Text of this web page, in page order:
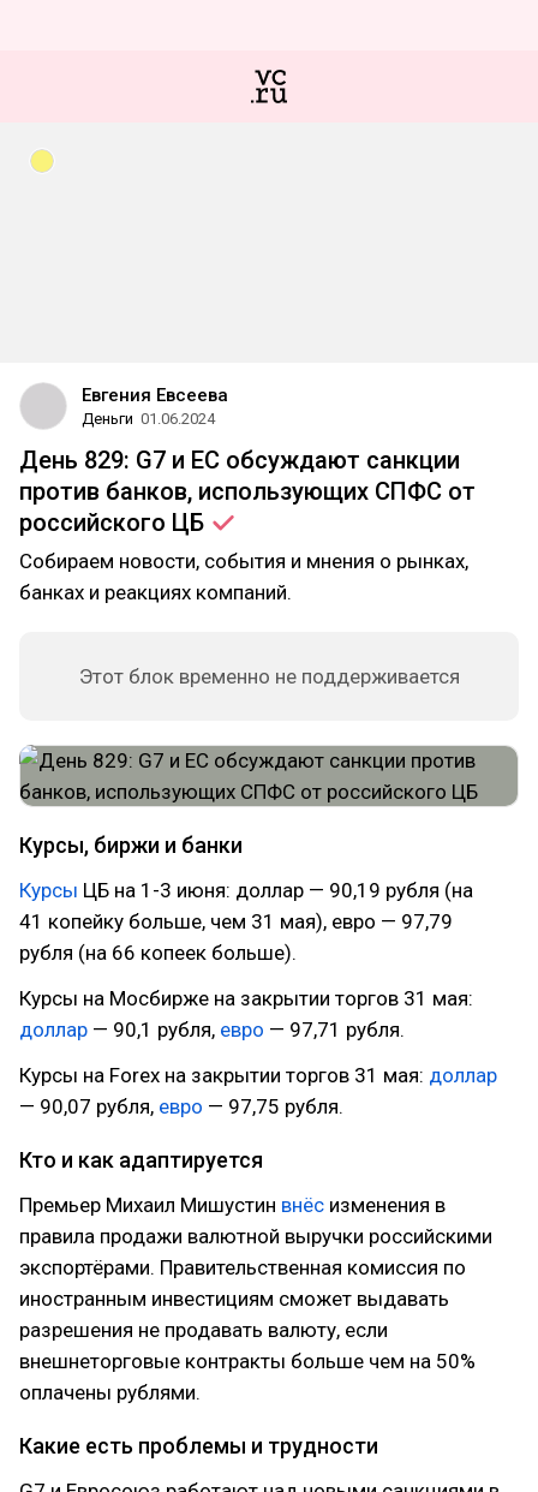
Евгения Евсеева
Деньги 01.06.2024
День 829: G7 и ЕС обсуждают санкции
против банков, использующих СПФС от
российского ЦБ
Собираем новости, события и мнения о рынках,
банках и реакциях компаний.
Этот блок временно не поддерживается
Курсы, биржи и банки
Курсы ЦБ на 1-3 июня: доллар — 90,19 рубля (на
41 копейку больше, чем 31 мая), евро — 97,79
рубля (на 66 копеек больше).
Курсы на Мосбирже на закрытии торгов 31 мая:
доллар — 90,1 рубля, евро — 97,71 рубля.
Курсы на Forex на закрытии торгов 31 мая: доллар
— 90,07 рубля, евро — 97,75 рубля.
Кто и как адаптируется
Премьер Михаил Мишустин внёс изменения в
правила продажи валютной выручки российскими
экспортёрами. Правительственная комиссия по
иностранным инвестициям сможет выдавать
разрешения не продавать валюту, если
внешнеторговые контракты больше чем на 50%
оплачены рублями.
Какие есть проблемы и трудности